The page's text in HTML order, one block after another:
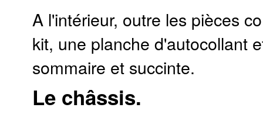
A l'intérieur, outre les pièces
kit, une planche d'autocollant
sommaire et succinte.
Le châssis.